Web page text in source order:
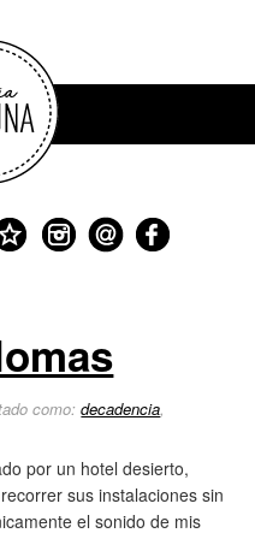
como:decadencia,
por un hotel desierto,
sus instalaciones sin
el sonido de mis